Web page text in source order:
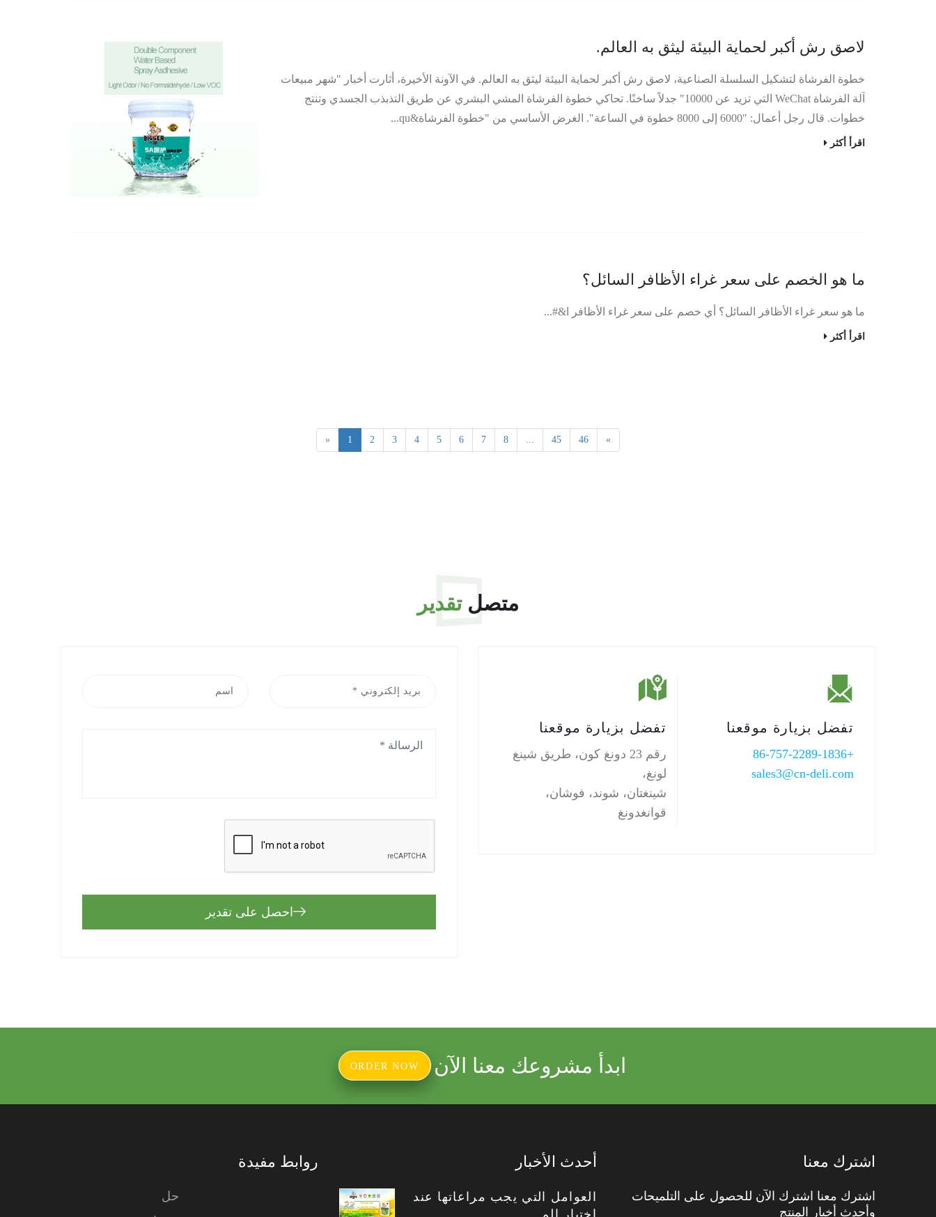
لاصق رش أكبر لحماية البيئة ليثق به العالم.
خطوة الفرشاة لتشكيل السلسلة الصناعية، لاصق رش أكبر لحماية البيئة ليثق به العالم. في الآونة الأخيرة، أثارت أخبار "شهر مبيعات
آلة الفرشاة WeChat التي تزيد عن 10000" جدلاً ساخنًا. تحاكي خطوة الفرشاة المشي البشري عن طريق التذبذب الجسدي وتنتج
خطوات. قال رجل أعمال: "6000 إلى 8000 خطوة في الساعة". الغرض الأساسي من "خطوة الفرشاة&qu...
اقرأ أكثر
ما هو الخصم على سعر غراء الأظافر السائل؟
ما هو سعر غراء الأظافر السائل؟ أي خصم على سعر غراء الأظافر ا&#...
اقرأ أكثر
« 1 2 3 4 5 6 7 8 45 46 »
متصلتقدير
احصل على تقدير
تفضل بزيارة موقعنا
رقم 23 دونغ كون، طريق شينغ
لونغ،
شينغتان، شوند، فوشان،
قوانغدونغ
تفضل بزيارة موقعنا
+86-757-2289-1836
sales3@cn-deli.com
ابدأ مشروعك معنا الآن ORDER NOW
روابط مفيدة
حل
أحدث الأخبار
العوامل التي يجب مراعاتها عند
اختيار الم..
اشترك معنا
اشترك معنا اشترك الآن للحصول على التلميحات
وأحدث أخبار المنتج